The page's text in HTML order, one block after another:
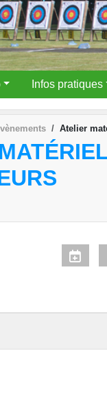
Infos pratiques
Atelier